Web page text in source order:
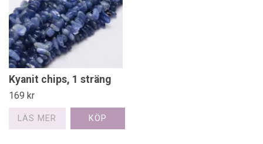
Kyanit chips, 1 sträng
169 kr
LÄS MER